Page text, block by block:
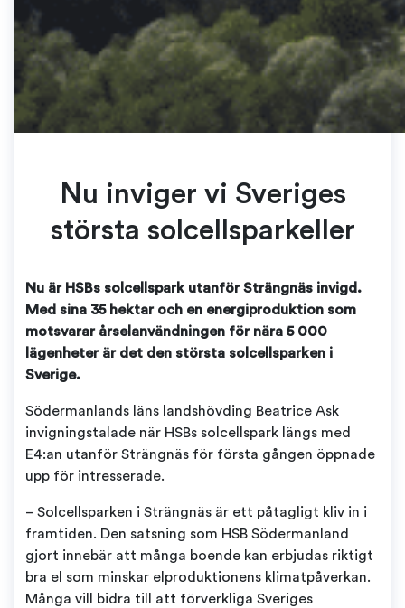
Nu inviger vi Sveriges
största solcellsparkeller
Nu är HSBs solcellspark utanför Strängnäs invigd.
Med sina 35 hektar och en energiproduktion som
motsvarar årselanvändningen för nära 5 000
lägenheter är det den största solcellsparken i
Sverige.
Södermanlands läns landshövding Beatrice Ask
invigningstalade när HSBs solcellspark längs med
E4:an utanför Strängnäs för första gången öppnade
upp för intresserade.
– Solcellsparken i Strängnäs är ett påtagligt kliv in i
framtiden. Den satsning som HSB Södermanland
gjort innebär att många boende kan erbjudas riktigt
bra el som minskar elproduktionens klimatpåverkan.
Många vill bidra till att förverkliga Sveriges